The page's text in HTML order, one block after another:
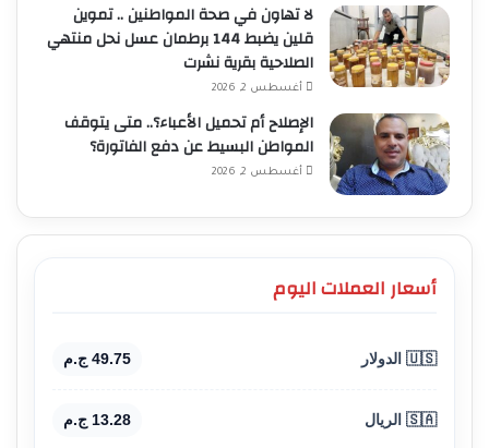
لا تهاون في صحة المواطنين .. تموين
قلين يضبط 144 برطمان عسل نحل منتهي
الصلاحية بقرية نشرت
أغسطس 2, 2026
الإصلاح أم تحميل الأعباء؟.. متى يتوقف
المواطن البسيط عن دفع الفاتورة؟
أغسطس 2, 2026
أسعار العملات اليوم
🇺🇸 الدولار 49.75 ج.م
🇸🇦 الريال 13.28 ج.م